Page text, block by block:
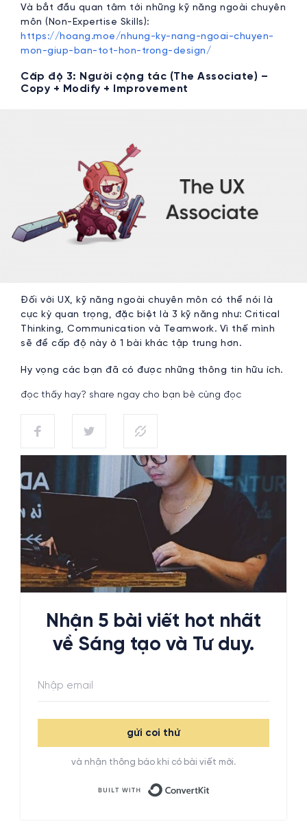
Và bắt đầu quan tâm tới những kỹ năng ngoài chuyên
môn (Non-Expertise Skills):
https://hoang.moe/nhung-ky-nang-ngoai-chuyen-
mon-giup-ban-tot-hon-trong-design/
Cấp độ 3: Người cộng tác (The Associate) –
Copy + Modify + Improvement
Đối với UX, kỹ năng ngoài chuyên môn có thể nói là
cực kỳ quan trọng, đặc biệt là 3 kỹ năng như: Critical
Thinking, Communication và Teamwork. Vì thế mình
sẽ để cấp độ này ở 1 bài khác tập trung hơn.
Hy vọng các bạn đã có được những thông tin hữu ích.
đọc thấy hay? share ngay cho bạn bè cùng đọc
Nhận 5 bài viết hot nhất
về Sáng tạo và Tư duy.
gửi coi thử
và nhận thông báo khi có bài viết mới.